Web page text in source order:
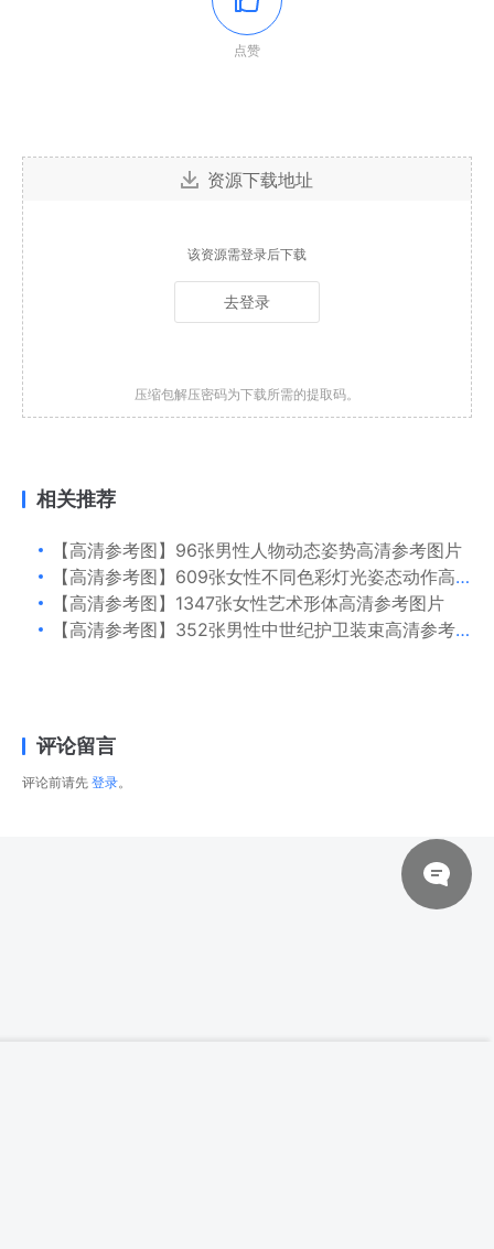
点赞
资源下载地址
该资源需登录后下载
去登录
压缩包解压密码为下载所需的提取码。
相关推荐
【高清参考图】96张男性人物动态姿势高清参考图片
【高清参考图】609张女性不同色彩灯光姿态动作高清参考图片
【高清参考图】1347张女性艺术形体高清参考图片
【高清参考图】352张男性中世纪护卫装束高清参考图片
评论留言
评论前请先 登录。